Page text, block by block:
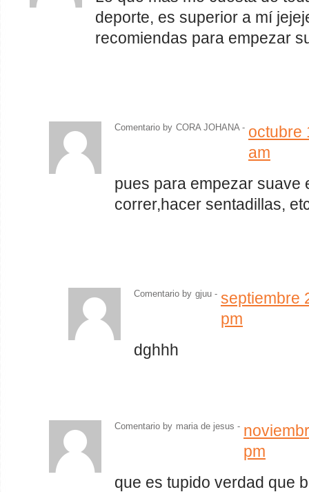
deporte, es superior a mí
recomiendas para empezar
Comentario by CORA JOHANA - octubre
am
pues para empezar suave
correr,hacer sentadillas,
Comentario by gjuu - septiembre
pm
dghhh
Comentario by maria de jesus -
pm
que es tupido verdad que